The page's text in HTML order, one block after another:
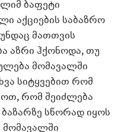
ბაფეტი
აქციების საბაზრო
მათთვის
აზრი ჰქონოდა, თუ
მომავალში
სიტყვებით რომ
რომ შეიძლება
ბაზარზე სწორად იყოს
მომავალში